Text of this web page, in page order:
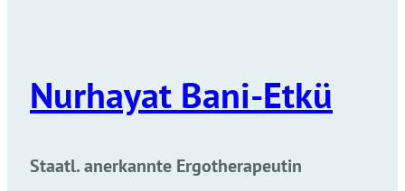
Nurhayat Bani-Etkü
Staatl. anerkannte Ergotherapeutin